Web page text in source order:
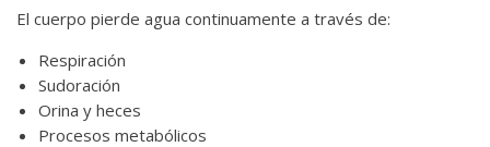
El cuerpo pierde agua continuamente a través de:
Respiración
Sudoración
Orina y heces
Procesos metabólicos